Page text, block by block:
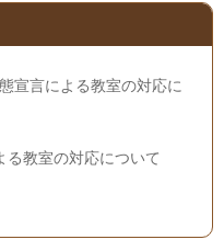
宣言による教室の対応に
教室の対応について